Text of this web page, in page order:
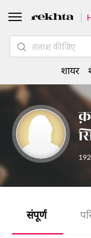
संपूर्ण
शायर